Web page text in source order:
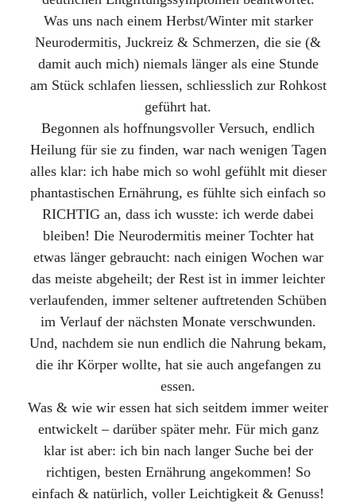
Was uns nach einem Herbst/Winter mit starker
Neurodermitis, Juckreiz & Schmerzen, die sie (&
damit auch mich) niemals länger als eine Stunde
am Stück schlafen liessen, schliesslich zur Rohkost
geführt hat.
Begonnen als hoffnungsvoller Versuch, endlich
Heilung für sie zu finden, war nach wenigen Tagen
alles klar: ich habe mich so wohl gefühlt mit dieser
phantastischen Ernährung, es fühlte sich einfach so
RICHTIG an, dass ich wusste: ich werde dabei
bleiben! Die Neurodermitis meiner Tochter hat
etwas länger gebraucht: nach einigen Wochen war
das meiste abgeheilt; der Rest ist in immer leichter
verlaufenden, immer seltener auftretenden Schüben
im Verlauf der nächsten Monate verschwunden.
Und, nachdem sie nun endlich die Nahrung bekam,
die ihr Körper wollte, hat sie auch angefangen zu
essen.
Was & wie wir essen hat sich seitdem immer weiter
entwickelt – darüber später mehr. Für mich ganz
klar ist aber: ich bin nach langer Suche bei der
richtigen, besten Ernährung angekommen! So
einfach & natürlich, voller Leichtigkeit & Genuss!